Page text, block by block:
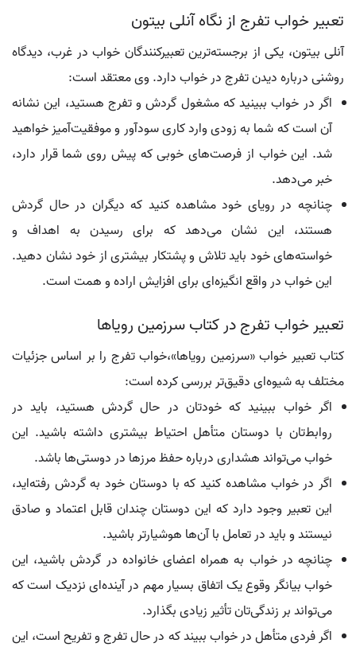
تعبیر خواب تفرج از نگاه آنلی بیتون
آنلی بیتون، یکی از برجسته‌ترین تعبیرکنندگان خواب در غرب، دیدگاه
روشنی درباره دیدن تفرج در خواب دارد. وی معتقد است:
اگر در خواب ببینید که مشغول گردش و تفرج هستید، این نشانه
آن است که شما به زودی وارد کاری سودآور و موفقیت‌آمیز خواهید
شد. این خواب از فرصت‌های خوبی که پیش روی شما قرار دارد،
خبر می‌دهد.
چنانچه در رویای خود مشاهده کنید که دیگران در حال گردش
هستند، این نشان می‌دهد که برای رسیدن به اهداف و
خواسته‌های خود باید تلاش و پشتکار بیشتری از خود نشان دهید.
این خواب در واقع انگیزه‌ای برای افزایش اراده و همت است.
تعبیر خواب تفرج در کتاب سرزمین رویاها
کتاب تعبیر خواب «سرزمین رویاها»،خواب تفرج را بر اساس جزئیات
مختلف به شیوه‌ای دقیق‌تر بررسی کرده است:
اگر خواب ببینید که خودتان در حال گردش هستید، باید در
روابط‌تان با دوستان متأهل احتیاط بیشتری داشته باشید. این
خواب می‌تواند هشداری درباره حفظ مرزها در دوستی‌ها باشد.
اگر در خواب مشاهده کنید که با دوستان خود به گردش رفته‌اید،
این تعبیر وجود دارد که این دوستان چندان قابل اعتماد و صادق
نیستند و باید در تعامل با آن‌ها هوشیارتر باشید.
چنانچه در خواب به همراه اعضای خانواده در گردش باشید، این
خواب بیانگر وقوع یک اتفاق بسیار مهم در آینده‌ای نزدیک است که
می‌تواند بر زندگی‌تان تأثیر زیادی بگذارد.
اگر فردی متأهل در خواب ببیند که در حال تفرج و تفریح است، این